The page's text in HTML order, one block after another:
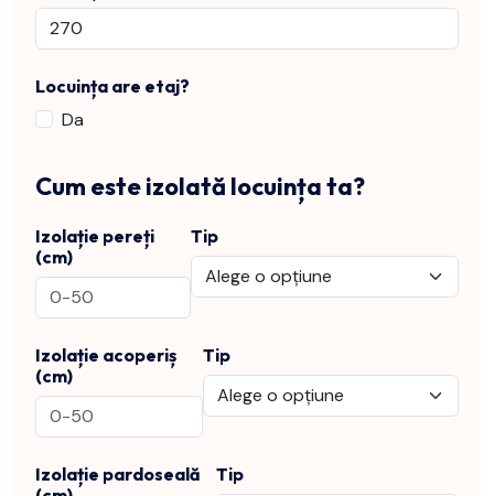
Locuința are etaj?
Da
Cum este izolată locuința ta?
Izolație pereți
(cm)
Tip
Izolație acoperiș
(cm)
Tip
Izolație pardoseală
Tip